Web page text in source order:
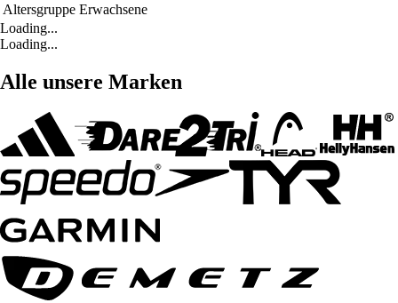
Altersgruppe Erwachsene
Loading...
Loading...
Alle unsere Marken